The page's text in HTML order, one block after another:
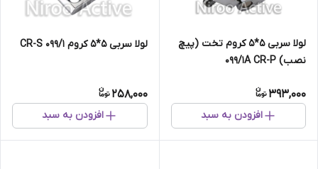
لولا سربی ۵*۵ کروم تخت (پیچ
نصب) ۰۹۹/۱A CR-P
393,000
افزودن به سبد
لولا سربی ۵*۵ کروم ۰۹۹/۱ CR-S
258,000
افزودن به سبد